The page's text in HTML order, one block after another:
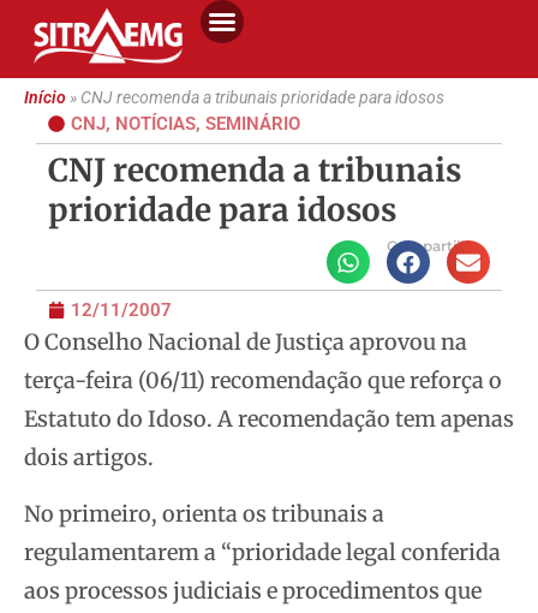
Início» CNJ recomenda a tribunais prioridade para idosos
CNJ, NOTÍCIAS, SEMINÁRIO
CNJ recomenda a tribunais
prioridade para idosos
Compartilhe
12/11/2007
O Conselho Nacional de Justiça aprovou na
terça-feira (06/11) recomendação que reforça o
Estatuto do Idoso. A recomendação tem apenas
dois artigos.
No primeiro, orienta os tribunais a
regulamentarem a “prioridade legal conferida
aos processos judiciais e procedimentos que